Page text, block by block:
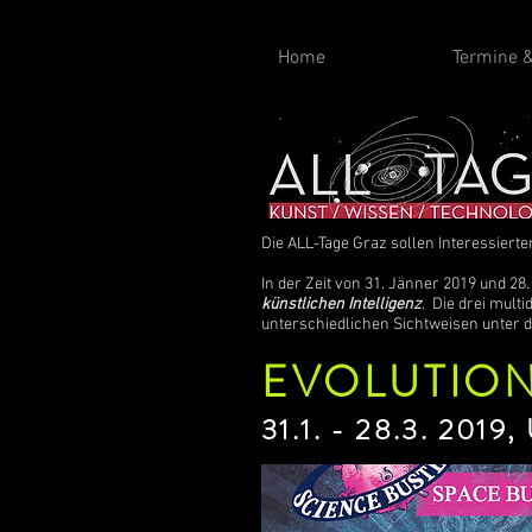
Home Termine
Die ALL-Tage Graz sollen
In der Zeit von 31. Jänner 2019 und
künstlichen Intelligenz. Die drei
unterschiedlichen Sichtweisen unter
31.1. - 28.3. 2019,